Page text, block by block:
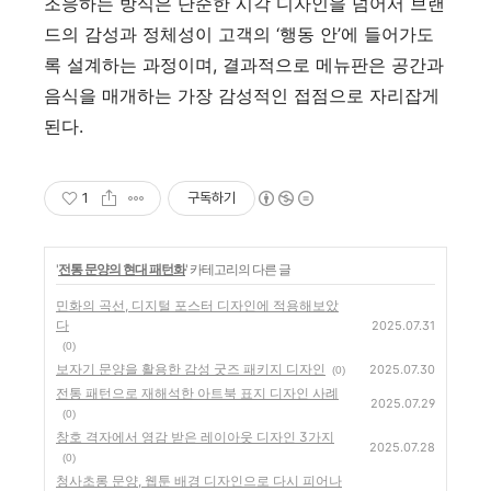
드의 감성과 정체성이 고객의 ‘행동 안’에 들어가도
록 설계하는 과정이며, 결과적으로 메뉴판은 공간과
음식을 매개하는 가장 감성적인 접점으로 자리잡게
된다.
1 구독하기
'전통 문양의 현대 패턴화' 카테고리의 다른 글
민화의 곡선, 디지털 포스터 디자인에 적용해보았
다
(0)
2025.07.31
보자기 문양을 활용한 감성 굿즈 패키지 디자인 (0) 2025.07.30
전통 패턴으로 재해석한 아트북 표지 디자인 사례
(0)
2025.07.29
창호 격자에서 영감 받은 레이아웃 디자인 3가지
(0)
2025.07.28
청사초롱 문양, 웹툰 배경 디자인으로 다시 피어나